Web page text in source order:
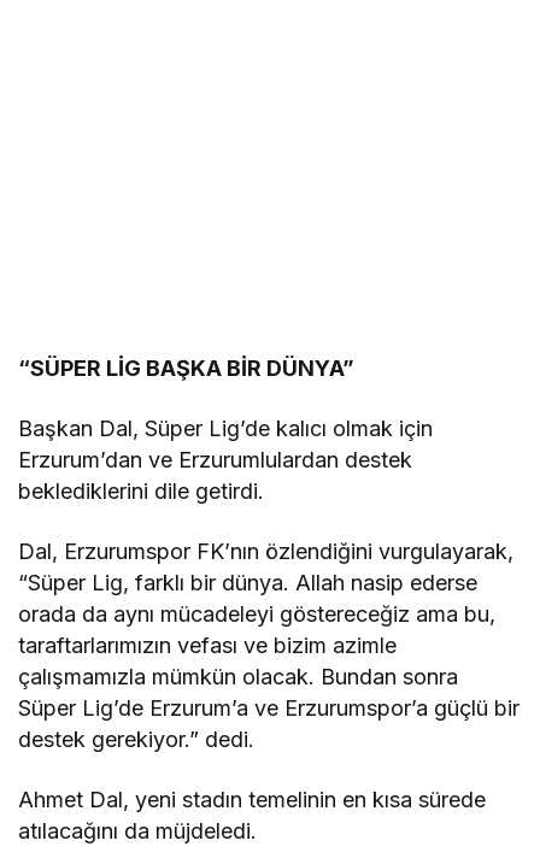
“SÜPER LİG BAŞKA BİR DÜNYA”
Başkan Dal, Süper Lig’de kalıcı olmak için
Erzurum’dan ve Erzurumlulardan destek
beklediklerini dile getirdi.
Dal, Erzurumspor FK’nın özlendiğini vurgulayarak,
“Süper Lig, farklı bir dünya. Allah nasip ederse
orada da aynı mücadeleyi göstereceğiz ama bu,
taraftarlarımızın vefası ve bizim azimle
çalışmamızla mümkün olacak. Bundan sonra
Süper Lig’de Erzurum’a ve Erzurumspor’a güçlü bir
destek gerekiyor.” dedi.
Ahmet Dal, yeni stadın temelinin en kısa sürede
atılacağını da müjdeledi.